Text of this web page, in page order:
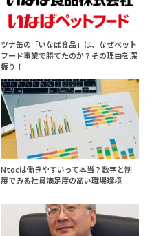
ツナ缶の「いなば食品」は、なぜペット
フード事業で勝てたのか？その理由を深
掘り！
Ntocは働きやすいって本当？数字と制
度でみる社員満足度の高い職場環境